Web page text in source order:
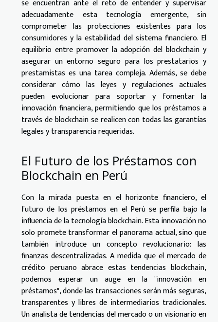
se encuentran ante el reto de entender y supervisar
adecuadamente esta tecnología emergente, sin
comprometer las protecciones existentes para los
consumidores y la estabilidad del sistema financiero. El
equilibrio entre promover la adopción del blockchain y
asegurar un entorno seguro para los prestatarios y
prestamistas es una tarea compleja. Además, se debe
considerar cómo las leyes y regulaciones actuales
pueden evolucionar para soportar y fomentar la
innovación financiera, permitiendo que los préstamos a
través de blockchain se realicen con todas las garantías
legales y transparencia requeridas.
El Futuro de los Préstamos con
Blockchain en Perú
Con la mirada puesta en el horizonte financiero, el
futuro de los préstamos en el Perú se perfila bajo la
influencia de la tecnología blockchain. Esta innovación no
solo promete transformar el panorama actual, sino que
también introduce un concepto revolucionario: las
finanzas descentralizadas. A medida que el mercado de
crédito peruano abrace estas tendencias blockchain,
podemos esperar un auge en la "innovación en
préstamos", donde las transacciones serán más seguras,
transparentes y libres de intermediarios tradicionales.
Un analista de tendencias del mercado o un visionario en